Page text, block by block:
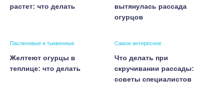
растет: что делать
вытянулась рассада
огурцов
Пасленовые и тыквенные
Желтеют огурцы в
теплице: что делать
Самое интересное
Что делать при
скручивании рассады:
советы специалистов